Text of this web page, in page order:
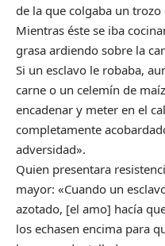
de la que colgaba un
Mientras éste se iba
grasa ardiendo sobre la
Si un esclavo le robaba,
carne o un celemín de
encadenar y meter en el
completamente
adversidad».
Quien presentara
mayor: «Cuando un
azotado, [el amo] hacía
los echasen encima para